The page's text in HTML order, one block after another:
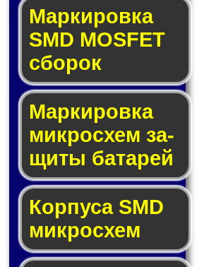
Мар­ки­ров­ка
SMD MOSFET
сбо­рок
Мар­ки­ров­ка
мик­ро­схем за­
щи­ты ба­та­рей
Корпуса SMD
мик­ро­схем